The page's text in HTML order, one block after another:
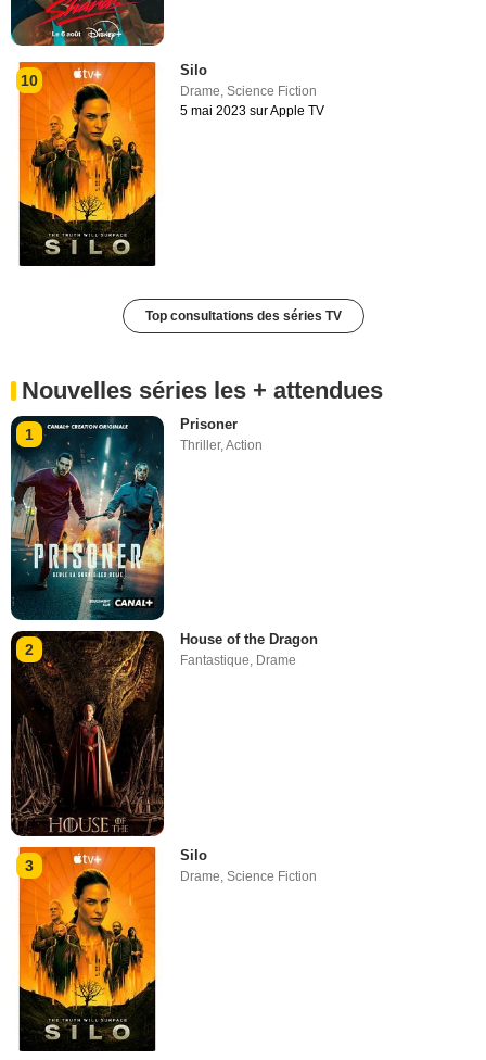
10
Silo
Drame ,Science Fiction
5 mai 2023 sur Apple TV
Top consultations des séries TV
Nouvelles séries les + attendues
1
Prisoner
Thriller,Action
2
House of the Dragon
Fantastique, Drame
3
Silo
Drame ,Science Fiction